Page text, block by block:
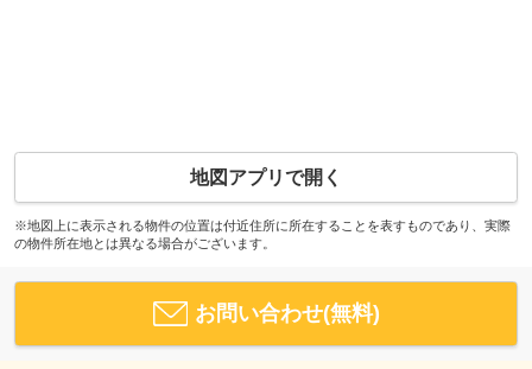
地図アプリで開く
※地図上に表示される物件の位置は付近住所に所在することを表すものであり、実際
の物件所在地とは異なる場合がございます。
お問い合わせ(無料)